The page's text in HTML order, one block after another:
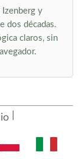
y
dos décadas.
claros, sin